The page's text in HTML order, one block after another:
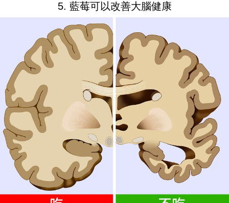
5. 藍莓可以改善大腦健康